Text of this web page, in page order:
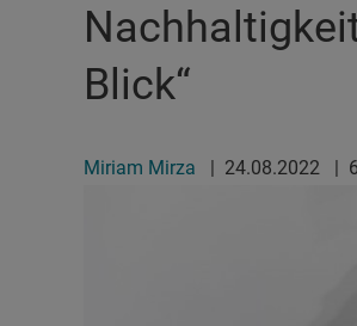
Blick“
Miriam Mirza | 24.08.2022 |